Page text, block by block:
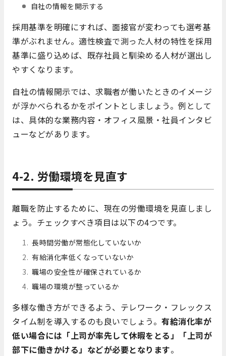
自社の情報を開示する
採用基準を明確にすれば、面接官が変わっても選考基
準がぶれません。適性検査で測った人材の特性を採用
基準に盛り込めば、既存社員と馴染める人材が選出し
やすくなります。
自社の情報開示では、求職者が働いたときのイメージ
が浮かべられるかをポイントとしましょう。例として
は、具体的な業務内容・オフィス風景・社員インタビ
ューなどがあります。
4-2. 労働環境を見直す
離職を防止するために、現在の労働環境を見直しまし
ょう。チェックすべき項目は以下の4つです。
長時間労働が常態化していないか
有給消化率低くなっていないか
職場の安全性が確保されているか
職場の環境が整っているか
多様な働き方ができるよう、テレワーク・フレックス
タイム制を導入するのも良いでしょう。 有給消化率が
低い場合には「上司が率先して休暇をとる」「上司が
部下に働きかける」などが必要となります。